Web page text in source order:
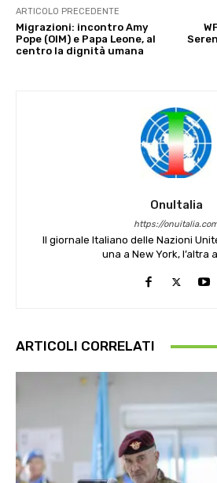
ARTICOLO PRECEDENTE
Migrazioni: incontro Amy
Pope (OIM) e Papa Leone, al
centro la dignità umana
OnuItalia
https://
Il giornale Italiano delle Nazioni
una a New York, l’altra
ARTICOLI CORRELATI